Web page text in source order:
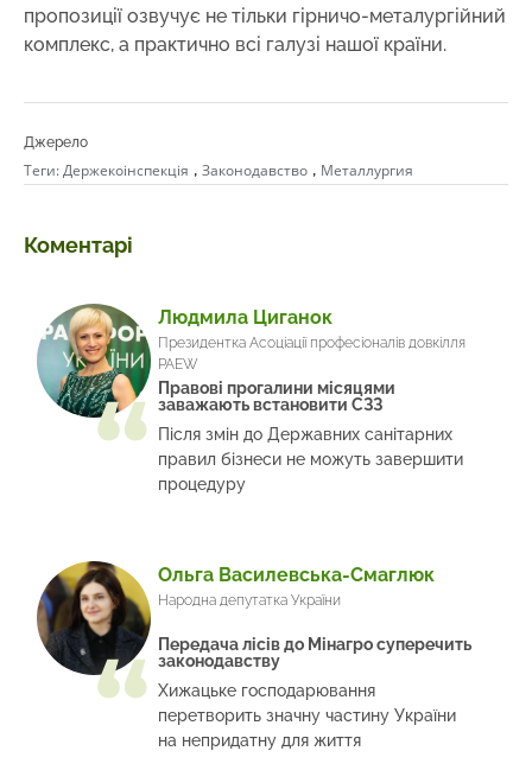
пропозиції озвучує не тільки гірничо-металургійний
комплекс, а практично всі галузі нашої країни.
Джерело
Теги:Держекоінспекція , Законодавство , Металлургия
Коментарі
Людмила Циганок
Президентка Асоціації професіоналів довкілля
PAEW
Правові прогалини місяцями
заважають встановити СЗЗ
Після змін до Державних санітарних
правил бізнеси не можуть завершити
процедуру
Ольга Василевська-Смаглюк
Народна депутатка України
Передача лісів до Мінагро суперечить
законодавству
Хижацьке господарювання
перетворить значну частину України
на непридатну для життя